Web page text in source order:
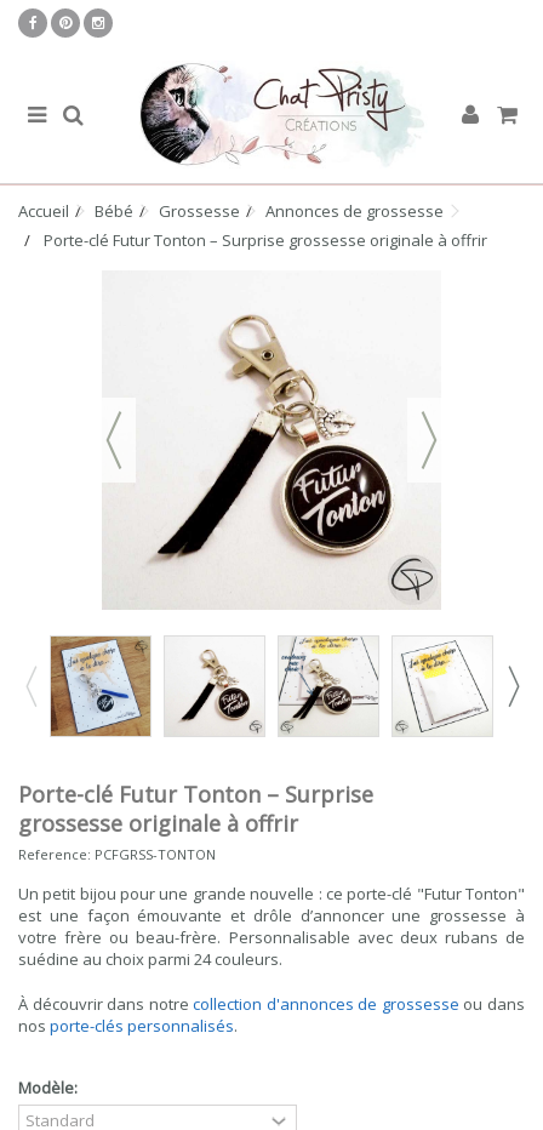
Accueil Bébé Grossesse
Annonces de grossesse
Porte-clé Futur Tonton – Surprise grossesse originale à offrir
Porte-clé Futur Tonton – Surprise
grossesse originale à offrir
Reference: PCFGRSS-TONTON
Un petit bijou pour une grande nouvelle : ce porte-clé "Futur Tonton"
est une façon émouvante et drôle d’annoncer une grossesse à
votre frère ou beau-frère. Personnalisable avec deux rubans de
suédine au choix parmi 24 couleurs.
À découvrir dans notrecollection d'annonces de grossesse ou dans
nos porte-clés personnalisés.
Modèle: